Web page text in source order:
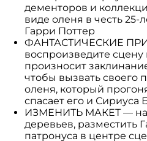
дементоров и
виде оленя в честь 25-
Гарри Поттер
ФАНТАСТИЧЕСКИЕ
воспроизведите сцену
произносит
чтобы вызвать своего
оленя, который
спасает его и Сириуса
ИЗМЕНИТЬ МАКЕТ —
деревьев, разместить
патронуса в центре